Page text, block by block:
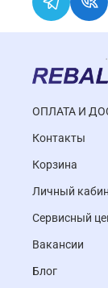
ОПЛАТА И
Контакты
Корзина
Личный
Cервисный
Вакансии
Блог